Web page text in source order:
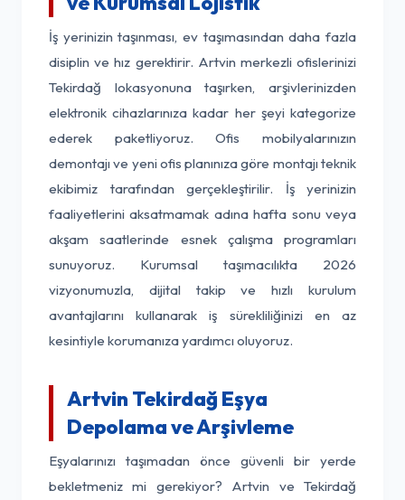
İş yerinizin taşınması, ev taşımasından daha fazla
disiplin ve hız gerektirir. Artvin merkezli ofislerinizi
Tekirdağ lokasyonuna taşırken, arşivlerinizden
elektronik cihazlarınıza kadar her şeyi kategorize
ederek paketliyoruz. Ofis mobilyalarınızın
demontajı ve yeni ofis planınıza göre montajı teknik
ekibimiz tarafından gerçekleştirilir. İş yerinizin
faaliyetlerini aksatmamak adına hafta sonu veya
akşam saatlerinde esnek çalışma programları
sunuyoruz. Kurumsal taşımacılıkta 2026
vizyonumuzla, dijital takip ve hızlı kurulum
avantajlarını kullanarak iş sürekliliğinizi en az
kesintiyle korumanıza yardımcı oluyoruz.
Artvin Tekirdağ Eşya
Depolama ve Arşivleme
Eşyalarınızı taşımadan önce güvenli bir yerde
bekletmeniz mi gerekiyor? Artvin ve Tekirdağ